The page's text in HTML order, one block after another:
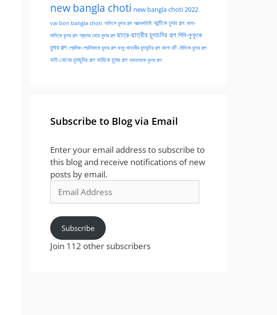
new bangla choti new bangla choti 2022
vai bon bangla choti অফিসে চুদার গল্প আত্মকাহিনী আন্টিকে চুদার গল্প খালা-
মাসিকে চুদার গল্প গ্রামের মেয়ে চুদার গল্প ছাত্র-ছাত্রীর চুদাচদির গল্প পিসি-ফুফুকে
চুদার গল্প প্রেমিক-প্রেমিকাকে চুদার গল্প বন্ধু-বান্ধবীর চুদাচুদির গল্প বাংলা চটি বৌদিকে চুদার গল্প
ভাই-বোনের চুদাচুদির গল্প ভাবিকে চুদার গল্প ম্যাডামকে চুদার গল্প
Subscribe to Blog via Email
Enter your email address to subscribe to
this blog and receive notifications of new
posts by email.
Address
Subscribe
Join 112 other subscribers